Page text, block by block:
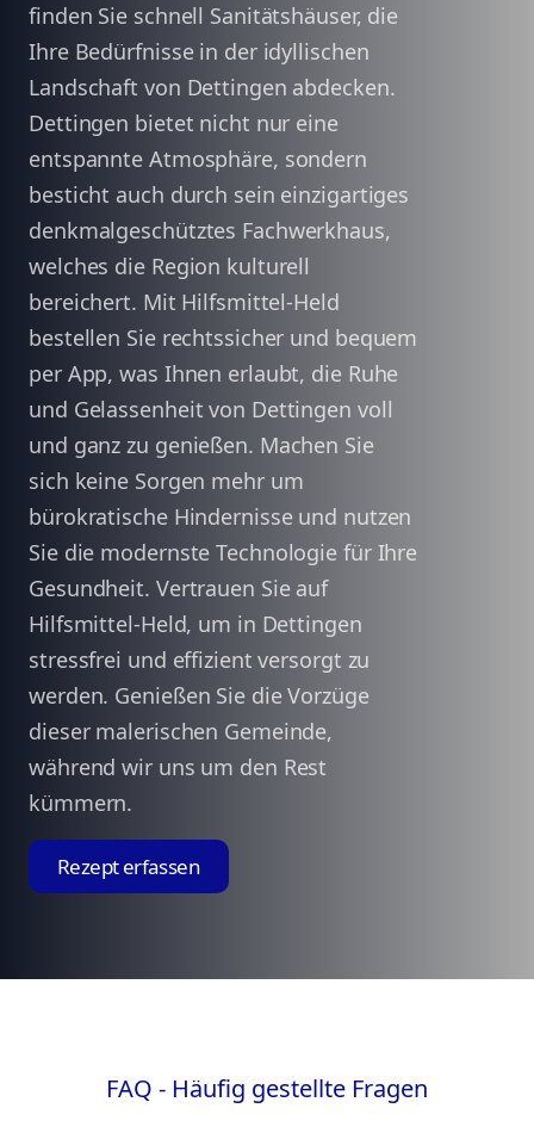
finden Sie schnell Sanitätshäuser, die
Ihre Bedürfnisse in der idyllischen
Landschaft von Dettingen abdecken.
Dettingen bietet nicht nur eine
entspannte Atmosphäre, sondern
besticht auch durch sein einzigartiges
denkmalgeschütztes Fachwerkhaus,
welches die Region kulturell
bereichert. Mit Hilfsmittel-Held
bestellen Sie rechtssicher und bequem
per App, was Ihnen erlaubt, die Ruhe
und Gelassenheit von Dettingen voll
und ganz zu genießen. Machen Sie
sich keine Sorgen mehr um
bürokratische Hindernisse und nutzen
Sie die modernste Technologie für Ihre
Gesundheit. Vertrauen Sie auf
Hilfsmittel-Held, um in Dettingen
stressfrei und effizient versorgt zu
werden. Genießen Sie die Vorzüge
dieser malerischen Gemeinde,
während wir uns um den Rest
kümmern.
Rezept erfassen
FAQ - Häufig gestellte Fragen